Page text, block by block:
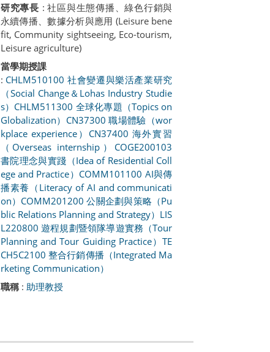
研究專長 : 社區與生態傳播、綠色行銷與
永續傳播、數據分析與應用 (Leisure bene
fit, Community sightseeing, Eco-tourism,
Leisure agriculture)
當學期授課
: CHLM510100 社會變遷與樂活產業研究
（Social Change＆Lohas Industry Studie
s） CHLM511300 全球化專題（Topics on
Globalization） CN37300 職場體驗（wor
kplace experience） CN37400 海外實習
（Overseas internship） COGE200103
書院理念與實踐（Idea of Residential Coll
ege and Practice） COMM101100 AI與傳
播素養（Literacy of AI and communicati
on） COMM201200 公關企劃與策略（Pu
blic Relations Planning and Strategy） LIS
L220800 遊程規劃暨領隊導遊實務（Tour
Planning and Tour Guiding Practice）TE
CH5C2100 整合行銷傳播（Integrated Ma
rketing Communication）
職稱 : 助理教授